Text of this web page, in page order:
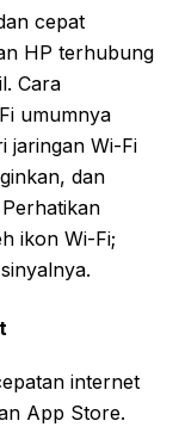
cepat
HP terhubung
Cara
umumnya
jaringan Wi-Fi
dan
ikon Wi-Fi;
internet
App Store.